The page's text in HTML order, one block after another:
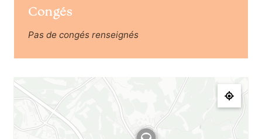
Congés
Pas de congés renseignés